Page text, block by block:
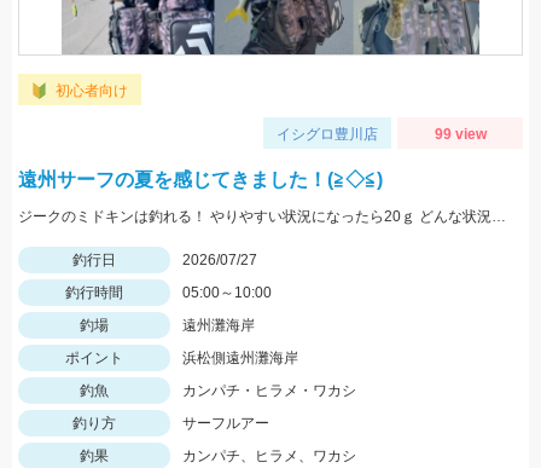
初心者向け
イシグロ豊川店 99 view
遠州サーフの夏を感じてきました！(≧◇≦)
ジークのミドキンは釣れる！ やりやすい状況になったら20ｇ どんな状況でも100ｍ以上飛ばすなら 40ｇがおすすめ
釣行日
2026/07/27
釣行時間
05:00～10:00
釣場
遠州灘海岸
ポイント
浜松側遠州灘海岸
釣魚
カンパチ・ヒラメ・ワカシ
釣り方
サーフルアー
釣果
カンパチ、ヒラメ、ワカシ